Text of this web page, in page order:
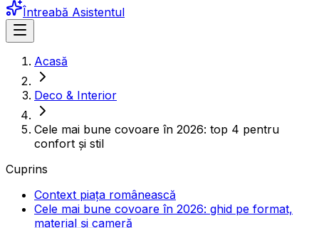
Întreabă Asistentul
Acasă
Deco & Interior
Cele mai bune covoare în 2026: top 4 pentru
confort și stil
Cuprins
Context piața românească
Cele mai bune covoare în 2026: ghid pe format,
material și cameră